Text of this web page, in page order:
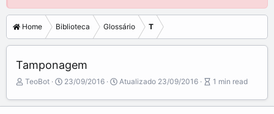
Home Biblioteca Glossário T
Tamponagem
A
t
TeoBot
P
b
23/09/2016 Atualizado 23/09/2016
A
t
1 min read